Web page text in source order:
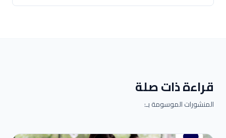
قراءة ذات صلة
المنشورات الموسومة بـ: